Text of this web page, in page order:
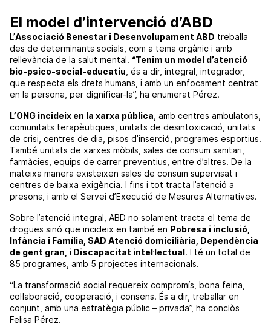
El model d’intervenció d’ABD
L’Associació Benestar i Desenvolupament ABD treballa
des de determinants socials, com a tema orgànic i amb
rellevància de la salut mental. “Tenim un model d’atenció
bio-psico-social-educatiu , és a dir, integral, integrador,
que respecta els drets humans, i amb un enfocament centrat
en la persona, per dignificar-la”, ha enumerat Pérez.
L’ONG incideix en la xarxa pública , amb centres ambulatoris,
comunitats terapèutiques, unitats de desintoxicació, unitats
de crisi, centres de dia, pisos d’inserció, programes esportius.
També unitats de xarxes mòbils, sales de consum sanitari,
farmàcies, equips de carrer preventius, entre d’altres. De la
mateixa manera existeixen sales de consum supervisat i
centres de baixa exigència. I fins i tot tracta l’atenció a
presons, i amb el Servei d’Execució de Mesures Alternatives.
Sobre l’atenció integral, ABD no solament tracta el tema de
drogues sinó que incideix en també en Pobresa i inclusió,
Infància i Família, SAD Atenció domiciliària, Dependència
de gent gran, i Discapacitat intel·lectual. I té un total de
85 programes, amb 5 projectes internacionals.
“La transformació social requereix compromís, bona feina,
col·laboració, cooperació, i consens. És a dir, treballar en
conjunt, amb una estratègia públic – privada”, ha conclòs
Felisa Pérez.